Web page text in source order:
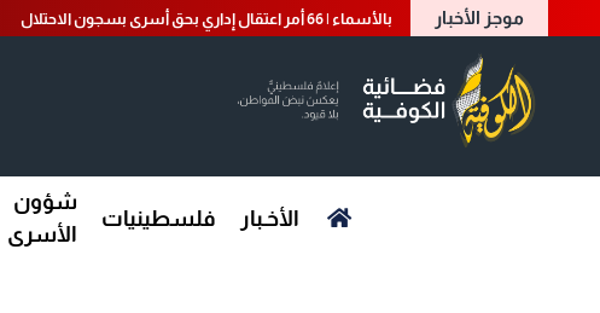
موجز الأخبار بالأسماء | 66 أمر اعتقال إداري بحق أسرى بسجون الاحتلال
الأخـبار فلسطينيات
شؤون
الأسرى